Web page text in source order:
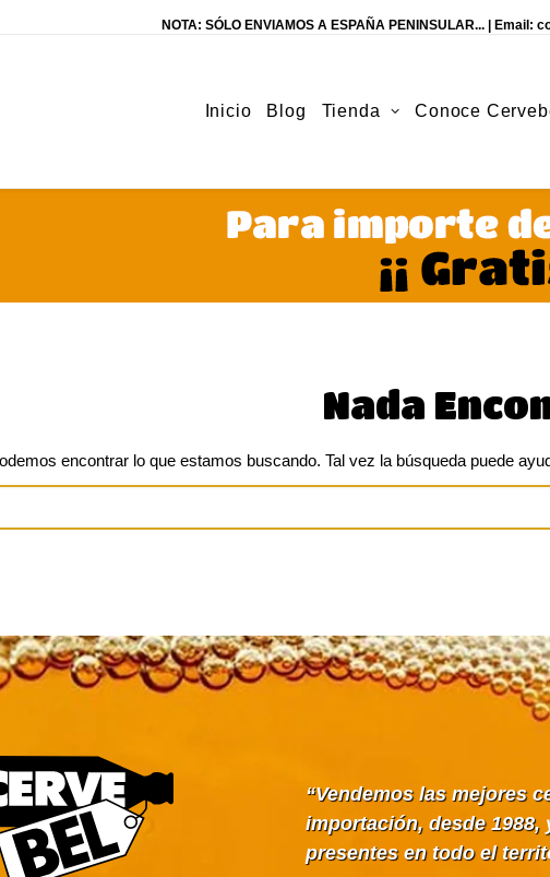
NOTA: SÓLO ENVIAMOS A ESPAÑA PENINSULAR... | Email:
Inicio Blog Tienda Conoce
Nada
encontrar lo que estamos buscando. Tal vez la búsqueda puede
Vendemos las mejores
importación, desde 1988,
presentes en todo el